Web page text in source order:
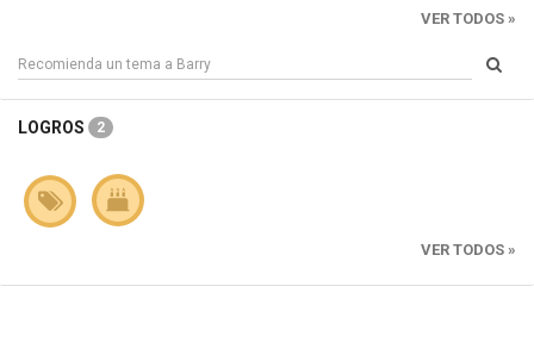
VER TODOS »
LOGROS 2
VER TODOS »